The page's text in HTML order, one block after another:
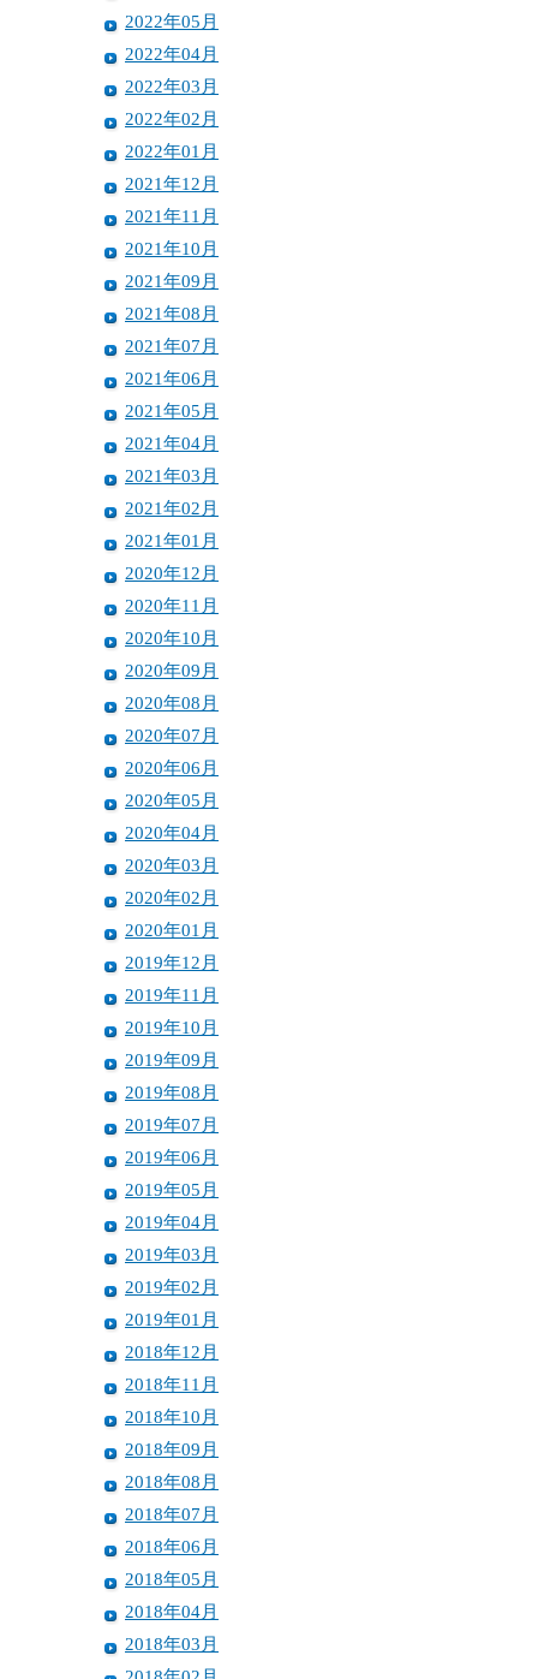
2022年05月
2022年04月
2022年03月
2022年02月
2022年01月
2021年12月
2021年11月
2021年10月
2021年09月
2021年08月
2021年07月
2021年06月
2021年05月
2021年04月
2021年03月
2021年02月
2021年01月
2020年12月
2020年11月
2020年10月
2020年09月
2020年08月
2020年07月
2020年06月
2020年05月
2020年04月
2020年03月
2020年02月
2020年01月
2019年12月
2019年11月
2019年10月
2019年09月
2019年08月
2019年07月
2019年06月
2019年05月
2019年04月
2019年03月
2019年02月
2019年01月
2018年12月
2018年11月
2018年10月
2018年09月
2018年08月
2018年07月
2018年06月
2018年05月
2018年04月
2018年03月